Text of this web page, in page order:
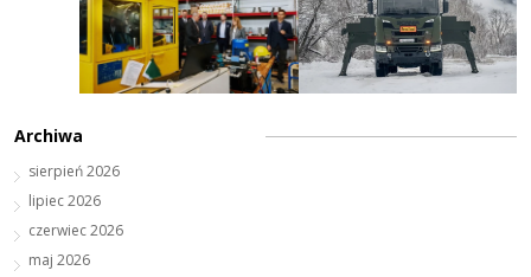
Archiwa
sierpień 2026
lipiec 2026
czerwiec 2026
maj 2026